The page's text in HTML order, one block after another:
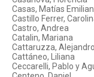
Casas, Matías
Castillo Ferrer,
Castro, Andrea
Catalin, Mariana
Cattaruzza, Alejandro
Cattáneo, Liliana
Ceccarelli, Pablo y